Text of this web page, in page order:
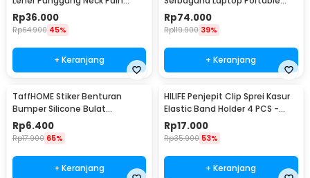
Relief - HBF001
Rp36.000
Rp64.900 45%
+ Keranjang
Desk Minimalist Design - BO60
Rp74.000
Rp119.900 39%
+ Keranjang
TaffHOME Stiker Benturan
Bumper Silicone Bulat
Hemispherical 100 PCS - FZL10
Rp6.400
Rp17.900 65%
+ Keranjang
HILIFE Penjepit Clip Sprei Kasur
Elastic Band Holder 4 PCS -
200TC
Rp17.000
Rp35.900 53%
+ Keranjang